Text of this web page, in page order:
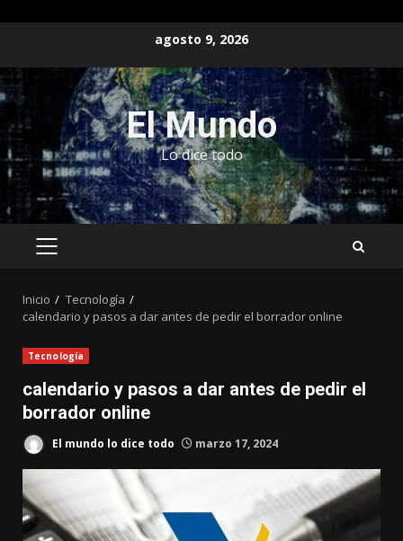
contenido
agosto 9, 2026
El Mundo
Lo dice todo
MENÚ
Inicio
Tecnología
calendario y pasos a dar antes de pedir el borrador online
Tecnología
calendario y pasos a dar antes de pedir el
borrador online
El mundo lo dice todo marzo 17, 2024